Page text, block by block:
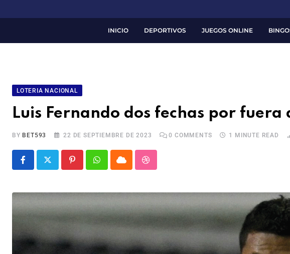
INICIO DEPORTIVOS JUEGOS ONLINE
LOTERIA NACIONAL
Luis Fernando dos fechas por fuera
BY BET593 22 DE SEPTIEMBRE DE 2023 0 COMMENTS 1 MINUTE READ